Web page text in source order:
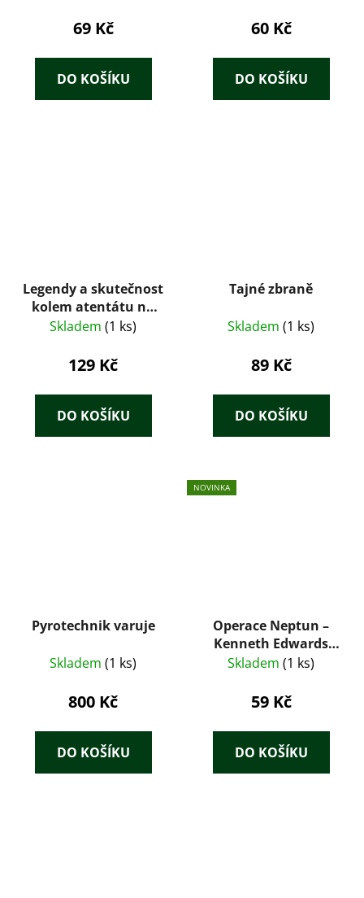
69 Kč
DO KOŠÍKU
60 Kč
DO KOŠÍKU
Legendy a skutečnost
kolem atentátu na
Heydricha – Jaroslav
Skladem (1 ks)
129 Kč
DO KOŠÍKU
Tajné zbraně
Skladem (1 ks)
89 Kč
DO KOŠÍKU
Pyrotechnik varuje
Skladem (1 ks)
800 Kč
DO KOŠÍKU
NOVINKA
Operace Neptun –
Kenneth Edwards
(Melantrich, 1947)
Skladem (1 ks)
59 Kč
DO KOŠÍKU